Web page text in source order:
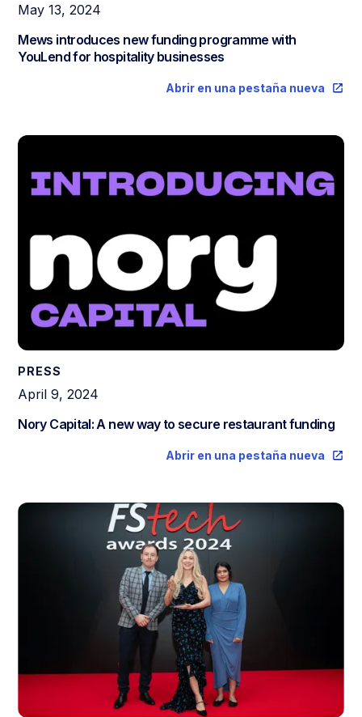
May 13, 2024
Mews introduces new funding programme with
YouLend for hospitality businesses
Abrir en una pestaña nueva
PRESS
April 9, 2024
Nory Capital: A new way to secure restaurant funding
Abrir en una pestaña nueva